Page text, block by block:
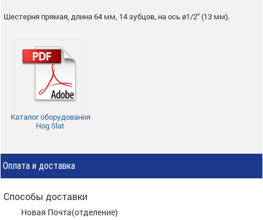
Шестерня прямая, длина 64 мм, 14 зубцов, на ось ø1/2" (13 мм).
Каталог оборудования
Hog Slat
Оплата и доставка
Способы доставки
Новая Почта(отделение)